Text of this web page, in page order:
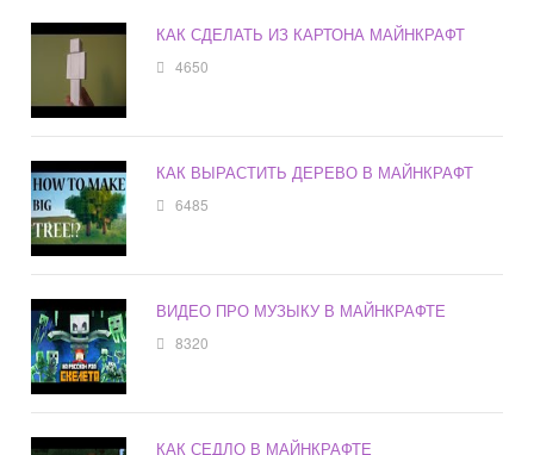
КАК СДЕЛАТЬ ИЗ КАРТОНА МАЙНКРАФТ
4650
КАК ВЫРАСТИТЬ ДЕРЕВО В МАЙНКРАФТ
6485
ВИДЕО ПРО МУЗЫКУ В МАЙНКРАФТЕ
8320
КАК СЕДЛО В МАЙНКРАФТЕ